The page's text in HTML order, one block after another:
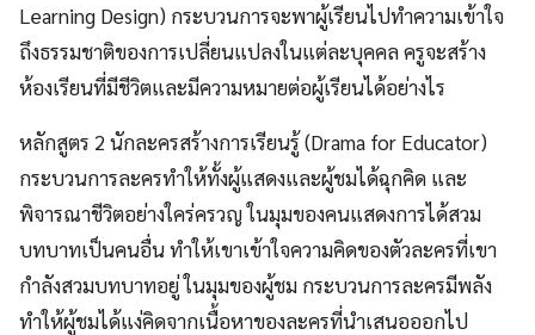
Learning Design) กระบวนการจะพาผู้เรียนไปทำความเข้าใจ
ถึงธรรมชาติของการเปลี่ยนแปลงในแต่ละบุคคล ครูจะสร้าง
ห้องเรียนที่มีชีวิตและมีความหมายต่อผู้เรียนได้อย่างไร
หลักสูตร 2 นักละครสร้างการเรียนรู้ (Drama for Educator)
กระบวนการละครทำให้ทั้งผู้แสดงและผู้ชมได้ฉุกคิด และ
พิจารณาชีวิตอย่างใคร่ครวญ ในมุมของคนแสดงการได้สวม
บทบาทเป็นคนอื่น ทำให้เขาเข้าใจความคิดของตัวละครที่เขา
กำลังสวมบทบาทอยู่ ในมุมของผู้ชม กระบวนการละครมีพลัง
ทำให้ผู้ชมได้แง่คิดจากเนื้อหาของละครที่นำเสนอออกไป